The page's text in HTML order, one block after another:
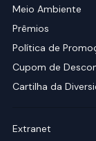
Meio Ambiente
Prêmios
Política de
Cupom de
Cartilha da
Extranet